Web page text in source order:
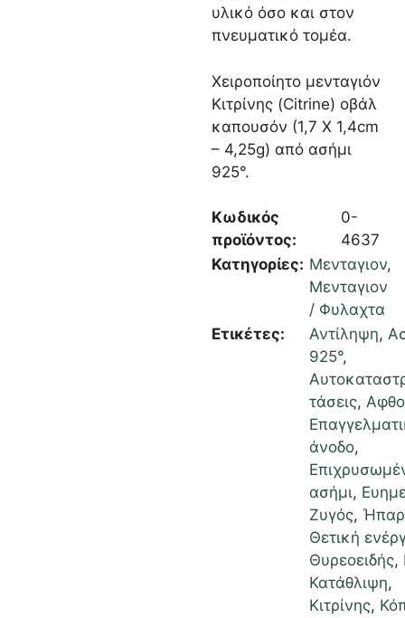
υλικό όσο και στον
πνευματικό τομέα.
Χειροποίητο μενταγιόν
Κιτρίνης (Citrine) οβάλ
καπουσόν (1,7 Χ 1,4cm
– 4,25g) από ασήμι
925°.
Κωδικός
προϊόντος:
0-
4637
Κατηγορίες: Μενταγιον,
Μενταγιον
/ Φυλαχτα
Ετικέτες:
Αντίληψη,
925°,
τάσεις,
άνοδο,
ασήμι,
Ζυγός, Ήπαρ
Θετική
Θυρεοειδής,
Κατάθλιψη,
Κιτρίνης,